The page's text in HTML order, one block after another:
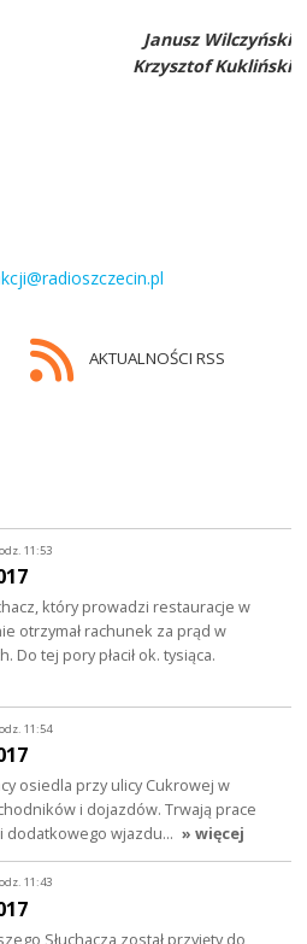
Janusz Wilczyński
Krzysztof Kukliński
AKTUALNOŚCI RSS
11:53
który prowadzi restauracje w
otrzymał rachunek za prąd w
Do tej pory płacił ok. tysiąca.
11:54
osiedla przy ulicy Cukrowej w
i dojazdów. Trwają prace
dodatkowego wjazdu… » więcej
11:43
Słuchacza został przyjęty do